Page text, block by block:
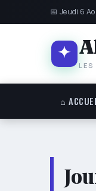
📅 Jeudi 6
⌂